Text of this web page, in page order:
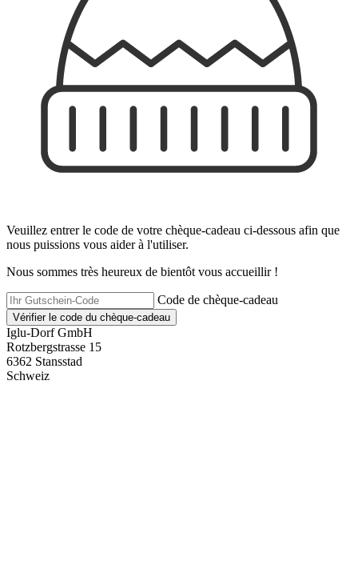
Veuillez entrer le code de votre chèque-cadeau ci-dessous afin que
nous puissions vous aider à l'utiliser.
Nous sommes très heureux de bientôt vous accueillir !
Code de chèque-cadeau
Vérifier le code du chèque-cadeau
Iglu-Dorf GmbH
Rotzbergstrasse 15
6362 Stansstad
Schweiz